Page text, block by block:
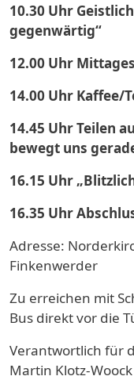
10.30 Uhr
gegenwärtig“
12.00 Uhr
14.00 Uhr Kaffee/
14.45 Uhr Teilen
bewegt uns
16.15 Uhr
16.35 Uhr
Adresse:
Finkenwerder
Zu erreichen mit
Bus direkt vor die
Verantwortlich für
Martin Klotz-Woock